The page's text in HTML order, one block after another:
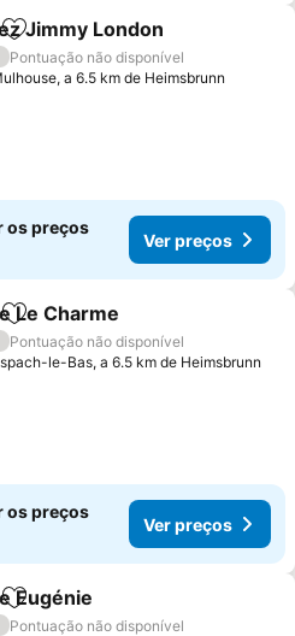
Adicionar aos favoritos
Jimmy London
Pontuação não disponível
a 6.5 km de Heimsbrunn
os preços
Ver preços
Adicionar aos favoritos
Le Charme
Pontuação não disponível
le-Bas, a 6.5 km de Heimsbrunn
os preços
Ver preços
Adicionar aos favoritos
Eugénie
Pontuação não disponível